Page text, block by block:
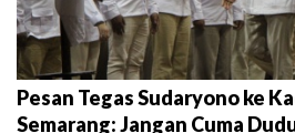
Pesan Tegas Sudaryono ke
Semarang: Jangan Cuma